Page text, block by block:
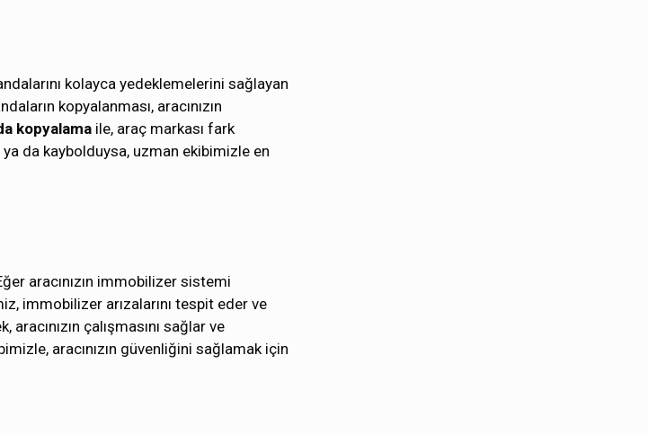
kolayca yedeklemelerini sağlayan
kopyalanması, aracınızın
kopyalamaile, araç markası fark
da kaybolduysa, uzman ekibimizle en
aracınızın immobilizer sistemi
immobilizer arızalarını tespit eder ve
çalışmasını sağlar ve
aracınızın güvenliğini sağlamak için